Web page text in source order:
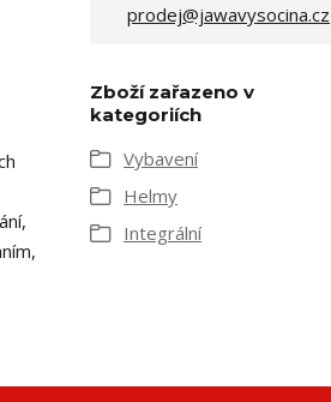
prodej@jawavysocina.cz
Zboží zařazeno v
kategoriích
Vybavení
Helmy
Integrální